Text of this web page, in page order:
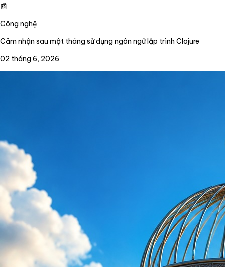
📰
Công nghệ
Cảm nhận sau một tháng sử dụng ngôn ngữ lập trình Clojure
02 tháng 6, 2026